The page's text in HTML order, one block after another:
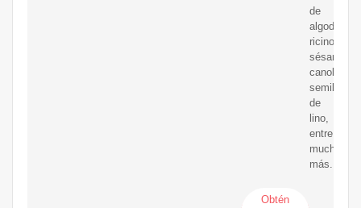
de
algodón,
ricino,
sésamo,
canola/
semilla
de
lino,
entre
muchas
más.
Obtén